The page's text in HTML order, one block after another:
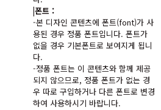
|폰트 :
-본 디자인 콘텐츠에 폰트(font)가 사
용된 경우 정품 폰트입니다. 폰트가
없을 경우 기본폰트로 보여지게 됩니
다.
-정품 폰트는 이 콘텐츠와 함께 제공
되지 않으므로, 정품 폰트가 없는 경
우 따로 구입하거나 다른 폰트로 변경
하여 사용하시기 바랍니다.